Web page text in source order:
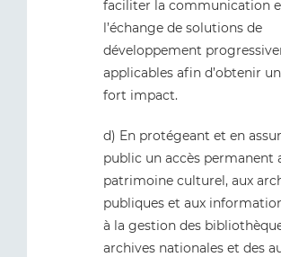
faciliter la communication
l’échange de solutions de
développement
applicables afin d’obtenir
fort impact.
d) En protégeant et en
public un accès permanent
patrimoine culturel, aux
publiques et aux
à la gestion des
archives nationales et des